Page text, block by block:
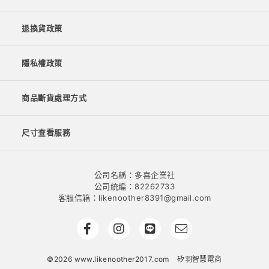
退換貨政策
隱私權政策
商品斷貨處理方式
尺寸查看服務
公司名稱：多喜企業社
公司統編：82262733
客服信箱：likenoother8391@gmail.com
©2026 www.likenoother2017.com 矽羽智慧電商